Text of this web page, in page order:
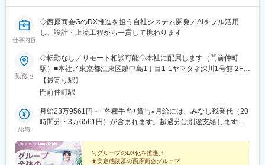
仕事内容
◇西原商会GのDX推進を担う自社システム開発／AIをフル活用
し、設計・上流工程から一貫して携わります
勤務地
◇転勤なし／リモート相談可能◇本社に配属します（門前仲町
駅）■本社／東京都江東区越中島1丁目1-1ヤマタネ深川1号館 2F└
東京メトロ東西線・都営大江戸線「門前仲町駅」より徒歩8分
【最寄り駅】
門前仲町駅
給与
月給23万9561円～+各種手当+賞与※月給には、みなし残業代（20
時間分・3万6561円）が含まれます。超過分は別途支給します。
＼グループのDX化を推進／
★安定感抜群の西原商会グループ